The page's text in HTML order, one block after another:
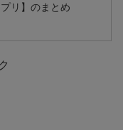
リ】のまとめ